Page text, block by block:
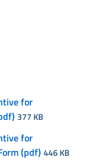
for
377 KB
for
(pdf) 446 KB